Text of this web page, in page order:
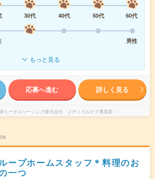
30代 40代 50代
60代
男性
もっと見る
応募へ進む 詳しく見る
トータルソーシング株式会社 メディカルケア事業部
ープホームスタッフ＊料理のお
一つ